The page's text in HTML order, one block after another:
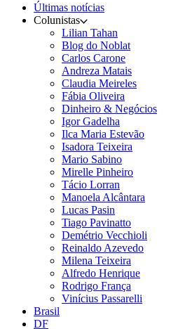
Últimas notícias
Colunistas
Lilian Tahan
Blog do Noblat
Carlos Carone
Andreza Matais
Claudia Meireles
Fábia Oliveira
Dinheiro & Negócios
Igor Gadelha
Ilca Maria Estevão
Isadora Teixeira
Mario Sabino
Mirelle Pinheiro
Tácio Lorran
Manoela Alcântara
Lucas Pasin
Tiago Pavinatto
Demétrio Vecchioli
Reinaldo Azevedo
Milena Teixeira
Alfredo Henrique
Rodrigo França
Vinícius Passarelli
Brasil
DF